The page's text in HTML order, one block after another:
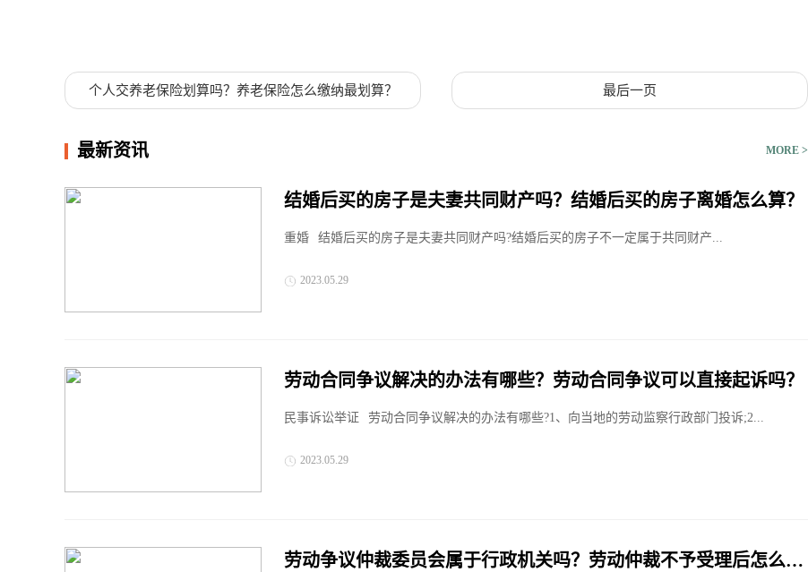
个人交养老保险划算吗？养老保险怎么缴纳最划算？ 最后一页
MORE >
最新资讯
结婚后买的房子是夫妻共同财产吗？结婚后买的房子离婚怎么算？
重婚 结婚后买的房子是夫妻共同财产吗?结婚后买的房子不一定属于共同财产...
2023.05.29
劳动合同争议解决的办法有哪些？劳动合同争议可以直接起诉吗？
民事诉讼举证 劳动合同争议解决的办法有哪些?1、向当地的劳动监察行政部门投诉;2...
2023.05.29
劳动争议仲裁委员会属于行政机关吗？劳动仲裁不予受理后怎么